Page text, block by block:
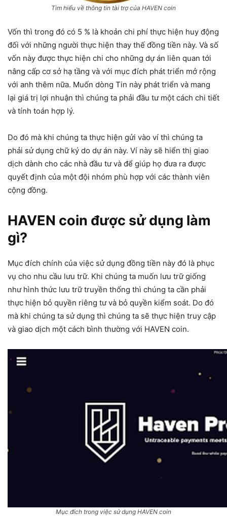
Tìm hiểu về thông tin tài trợ của HAVEN coin
Vốn thì trong đó có 5 % là khoản chi phí thực hiện huy động
đối với những người thực hiện thay thế đồng tiền này. Và số
vốn này được thực hiện chi cho những dự án liên quan tới
nâng cấp cơ sở hạ tầng và với mục đích phát triển mở rộng
với anh thêm nữa. Muốn dòng Tin này phát triển và mang
lại giá trị lợi nhuận thì chúng ta phải đầu tư một cách chi tiết
và tính toán hợp lý.
Do đó mà khi chúng ta thực hiện gửi vào ví thì chúng ta
phải sử dụng chữ ký do dự án này. Ví này sẽ hiển thị giao
dịch dành cho các nhà đầu tư và để giúp họ đưa ra được
quyết định của một đội nhóm phù hợp với các thành viên
cộng đồng.
HAVEN coin được sử dụng làm
gì?
Mục đích chính của việc sử dụng đồng tiền này đó là phục
vụ cho nhu cầu lưu trữ. Khi chúng ta muốn lưu trữ giống
như hình thức lưu trữ truyền thống thì chúng ta cần phải
thực hiện bỏ quyền riêng tư và bỏ quyền kiểm soát. Do đó
mà khi chúng ta sử dụng thì chúng ta sẽ thực hiện truy cập
và giao dịch một cách bình thường với HAVEN coin.
Mục đích trong việc sử dụng HAVEN coin